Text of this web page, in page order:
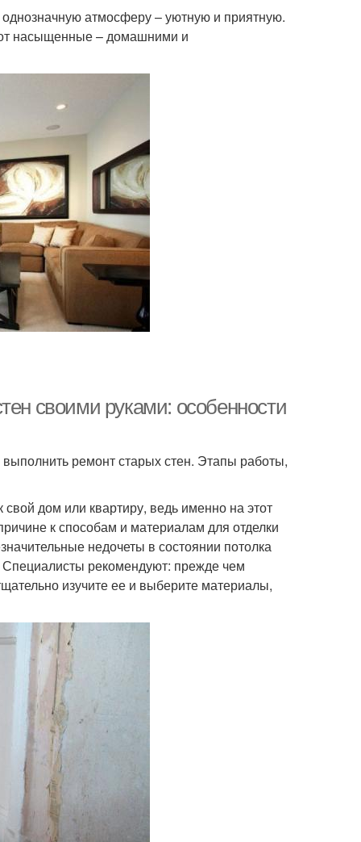
атмосферу – уютную и приятную.
насыщенные – домашними и
своими руками: особенности
ремонт старых стен. Этапы работы,
дом или квартиру, ведь именно на этот
к способам и материалам для отделки
недочеты в состоянии потолка
рекомендуют: прежде чем
изучите ее и выберите материалы,